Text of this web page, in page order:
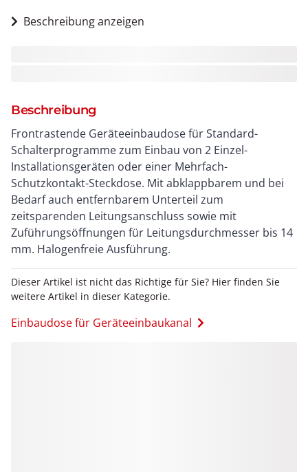
Beschreibung anzeigen
Beschreibung
Frontrastende Geräteeinbaudose für Standard-
Schalterprogramme zum Einbau von 2 Einzel-
Installationsgeräten oder einer Mehrfach-
Schutzkontakt-Steckdose. Mit abklappbarem und bei
Bedarf auch entfernbarem Unterteil zum
zeitsparenden Leitungsanschluss sowie mit
Zuführungsöffnungen für Leitungsdurchmesser bis 14
mm. Halogenfreie Ausführung.
Dieser Artikel ist nicht das Richtige für Sie? Hier finden Sie
weitere Artikel in dieser Kategorie.
Einbaudose für Geräteeinbaukanal